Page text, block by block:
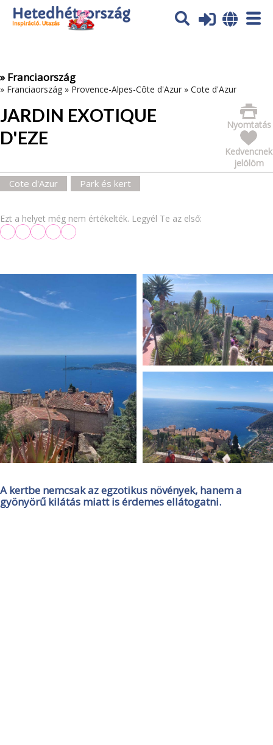
Az oldal sütiket (cookies) használ. További tájékoztatás itt:
Adatvédelmi tájékoztató
» Franciaország
» Franciaország » Provence-Alpes-Côte d'Azur » Cote d'Azur
JARDIN EXOTIQUE
D'EZE
Nyomtatás
Kedvencnek
jelölöm
Cote d'Azur Park és kert
Ezt a helyet még nem értékelték. Legyél Te az első:
A kertbe nemcsak az egzotikus növények, hanem a
gyönyörű kilátás miatt is érdemes ellátogatni.